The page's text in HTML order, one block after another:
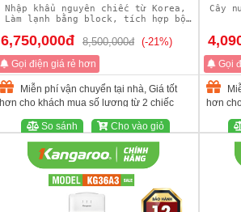
Nhập khẩu nguyên chiếc từ Korea,
Làm lạnh bằng block, tích hợp bộ
6,750,000đ 8,500,000đ (-21%)
Gọi điện giá rẻ hơn
Miễn phí vận chuyển tại nhà, Giá tốt
hơn cho khách mua số lượng từ 2 chiếc
So sánh Cho vào giỏ
Cây
Gọi
hơn